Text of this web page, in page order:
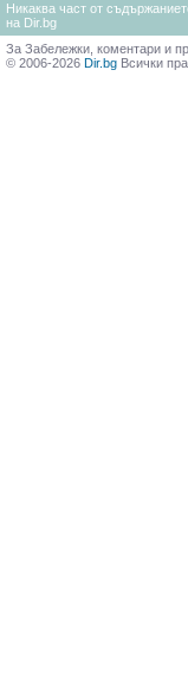
Никаква част от
на Dir.bg
За Забележки, коментари и
© 2006-2026 Dir.bg Всички